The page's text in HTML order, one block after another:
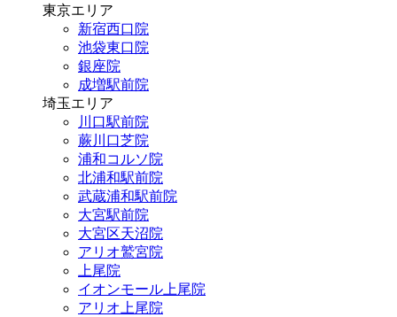
東京エリア
新宿西口院
池袋東口院
銀座院
成増駅前院
埼玉エリア
川口駅前院
蕨川口芝院
浦和コルソ院
北浦和駅前院
武蔵浦和駅前院
大宮駅前院
大宮区天沼院
アリオ鷲宮院
上尾院
イオンモール上尾院
アリオ上尾院